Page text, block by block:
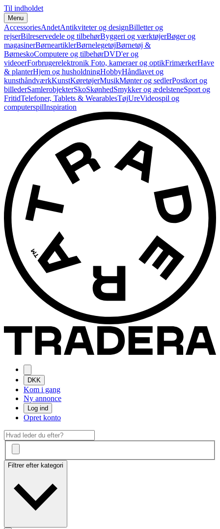
Til indholdet
Menu
AccessoriesAndetAntikviteter og designBilletter og
rejserBilreservedele og tilbehørByggeri og værktøjerBøger og
magasinerBørneartiklerBørnelegetøjBørnetøj &
BørneskoComputere og tilbehørDVD'er og
videoerForbrugerelektronik Foto, kameraer og optikFrimærkerHave
& planterHjem og husholdningHobbyHåndlavet og
kunsthåndværkKunstKøretøjerMusikMønter og sedlerPostkort og
billederSamlerobjekterSkoSkønhedSmykker og ædelsteneSport og
FritidTelefoner, Tablets & WearablesTøjUreVideospil og
computerspilInspiration
DKK
Kom i gang
Ny annonce
Log ind
Opret konto
Filtrer efter kategori